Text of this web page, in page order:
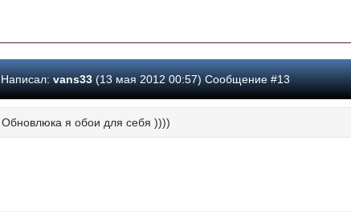
Написал: vans33(13 мая 2012 00:57) Сообщение #13
Обновлюка я обои для себя ))))